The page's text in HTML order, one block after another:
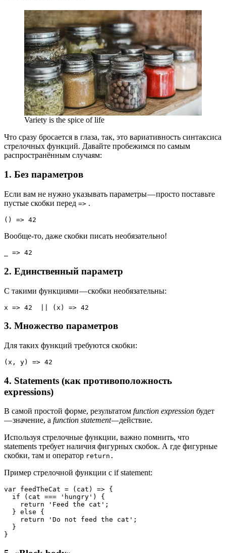
Variety is the spice of life
Что сразу бросается в глаза, так, это вариативность синтаксиса
стрелочных функций. Давайте пробежимся по самым
распространённым случаям:
1. Без параметров
Если вам не нужно указывать параметры — просто поставьте
пустые скобки перед => .
() => 42
Вообще-то, даже скобки писать необязательно!
_ => 42
2. Единственный параметр
С такими функциями — скобки необязательны:
x => 42  || (x) => 42
3. Множество параметров
Для таких функций требуются скобки:
(x, y) => 42
4. Statements (как противоположность
expressions)
В самой простой форме, результатом function expression будет
— значение, а function statement —действие.
Используя стрелочные функции, важно помнить, что
statements требует наличия фигурных скобок. А где фигурные
скобки, там и оператор return.
Пример стрелочной функции с if statement:
var feedTheCat = (cat) => {
  if (cat === 'hungry') {
    return 'Feed the cat';
  } else {
    return 'Do not feed the cat';
  }
}